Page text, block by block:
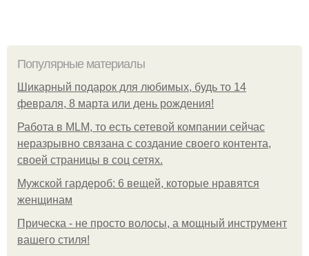
Популярные материалы
Шикарный подарок для любимых, будь то 14
февраля, 8 марта или день рождения!
Работа в MLM, то есть сетевой компании сейчас
неразрывно связана с создание своего контента,
своей страницы в соц сетях.
Мужской гардероб: 6 вещей, которые нравятся
женщинам
Прическа - не просто волосы, а мощный инструмент
вашего стиля!